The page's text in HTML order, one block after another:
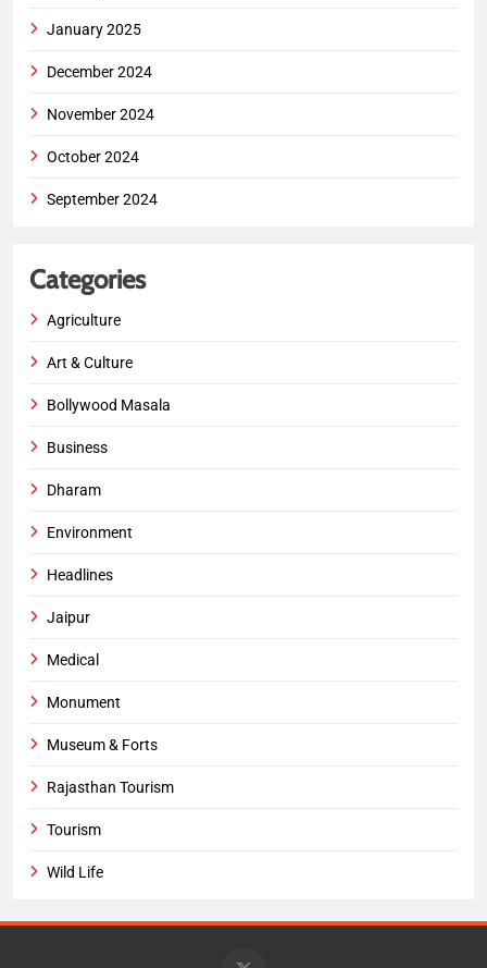
January 2025
December 2024
November 2024
October 2024
September 2024
Categories
Agriculture
Art & Culture
Bollywood Masala
Business
Dharam
Environment
Headlines
Jaipur
Medical
Monument
Museum & Forts
Rajasthan Tourism
Tourism
Wild Life